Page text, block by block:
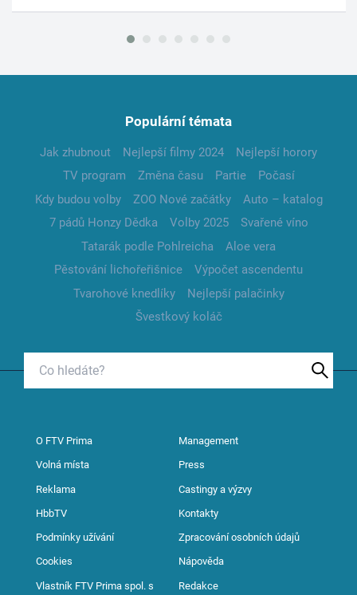
Populární témata
Jak zhubnout Nejlepší filmy 2024
Nejlepší horory
TV program
Změna času Partie
Počasí
Kdy budou volby
ZOO Nové začátky
Auto – katalog
7 pádů Honzy Dědka
Volby 2025
Svařené víno
Tatarák podle Pohlreicha
Aloe vera
Pěstování lichořeřišnice
Výpočet ascendentu
Tvarohové knedlíky
Nejlepší palačinky
Švestkový koláč
O FTV Prima Management
Volná místa Press
Reklama Castingy a výzvy
HbbTV Kontakty
Podmínky užívání Zpracování osobních údajů
Cookies Nápověda
Vlastník FTV Prima spol. s
Redakce